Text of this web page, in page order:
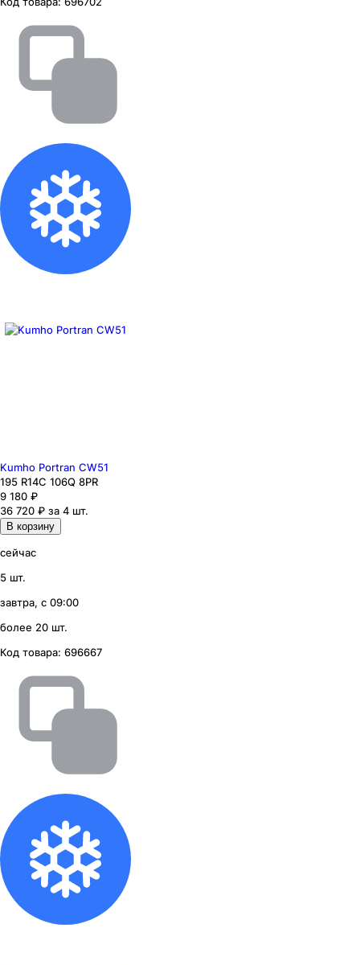
Kumho Portran CW51
195 R14C 106Q 8PR
9 180 ₽
36 720 ₽ за 4 шт.
В корзину
сейчас
5 шт.
завтра, с 09:00
более 20 шт.
Код товара: 696667